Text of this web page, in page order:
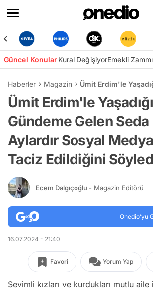
Güncel KonularKural DeğişiyorEmekli Zammı
Haberler Magazin Ümit Erdim'le
Ümit Erdim'le
Gündeme Gelen Seda
Aylardır Sosyal
Taciz Edildiğini
Ecem Dalgıçoğlu - Magazin Editörü
Onedio’yu
16.07.2024 - 21:40
Favori Yorum Yap
Sevimli kızları ve kurdukları mutlu